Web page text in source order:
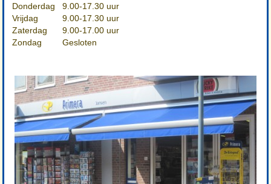
Donderdag
9.00-17.30 uur
Vrijdag
9.00-17.30 uur
Zaterdag
9.00-17.00 uur
Zondag
Gesloten